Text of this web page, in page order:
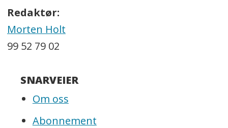
Redaktør:
Morten Holt
99 52 79 02
SNARVEIER
Om oss
Abonnement